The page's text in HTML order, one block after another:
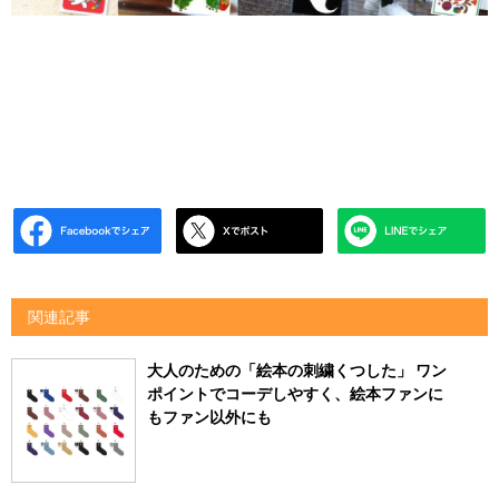
関連記事
大人のための「絵本の刺繍くつした」 ワン
ポイントでコーデしやすく、絵本ファンに
もファン以外にも